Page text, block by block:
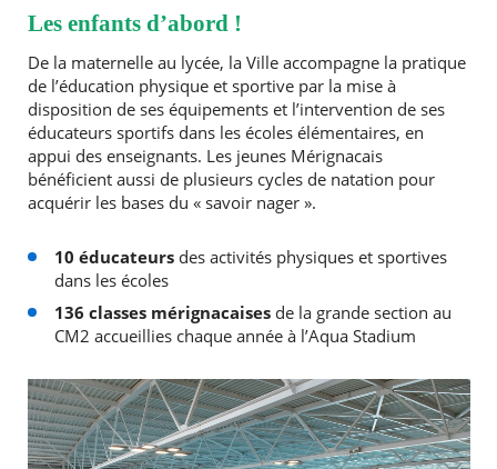
Les enfants d’abord !
De la maternelle au lycée, la Ville accompagne la pratique
de l’éducation physique et sportive par la mise à
disposition de ses équipements et l’intervention de ses
éducateurs sportifs dans les écoles élémentaires, en
appui des enseignants. Les jeunes Mérignacais
bénéficient aussi de plusieurs cycles de natation pour
acquérir les bases du « savoir nager ».
10 éducateursdes activités physiques et sportives
dans les écoles
136 classes mérignacaisesde la grande section au
CM2 accueillies chaque année à l’Aqua Stadium